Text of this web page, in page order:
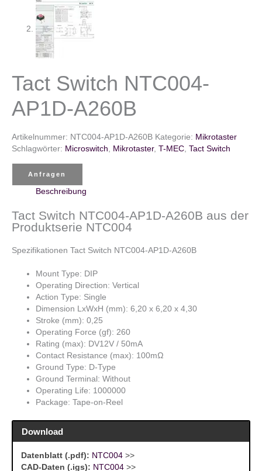
Tact Switch NTC004-
AP1D-A260B
Artikelnummer: NTC004-AP1D-A260B Kategorie: Mikrotaster
Schlagwörter: Microswitch, Mikrotaster, T-MEC, Tact Switch
Anfragen
Beschreibung
Tact Switch NTC004-AP1D-A260B aus der
Produktserie NTC004
Spezifikationen Tact Switch NTC004-AP1D-A260B
Mount Type: DIP
Operating Direction: Vertical
Action Type: Single
Dimension LxWxH (mm): 6,20 x 6,20 x 4,30
Stroke (mm): 0,25
Operating Force (gf): 260
Rating (max): DV12V / 50mA
Contact Resistance (max): 100mΩ
Ground Type: D-Type
Ground Terminal: Without
Operating Life: 1000000
Package: Tape-on-Reel
Download
Datenblatt (.pdf): NTC004>>
CAD-Daten (.igs): NTC004>>